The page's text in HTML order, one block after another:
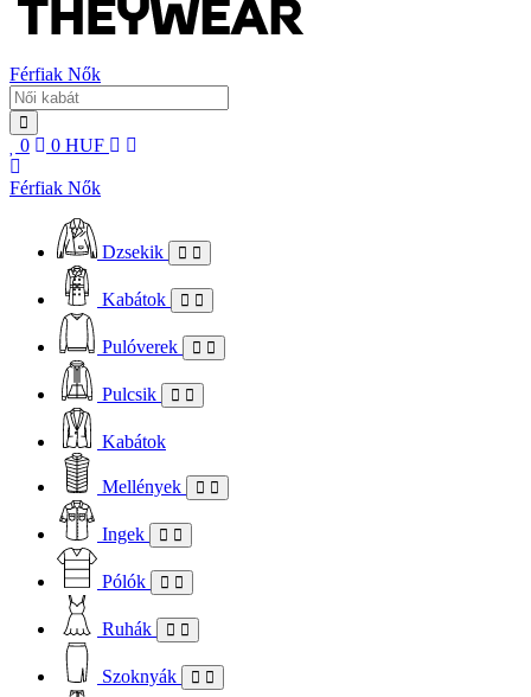
Férfiak Nők
0 0 HUF
Férfiak Nők
Dzsekik
Kabátok
Pulóverek
Pulcsik
Kabátok
Mellények
Ingek
Pólók
Ruhák
Szoknyák